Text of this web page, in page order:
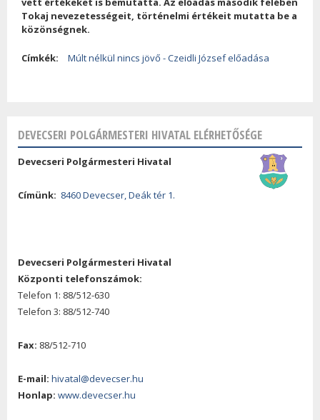
Tokaj nevezetességeit, történelmi értékeit mutatta be a
közönségnek.
Címkék: Múlt nélkül nincs jövő - Czeidli József előadása
DEVECSERI POLGÁRMESTERI HIVATAL ELÉRHETŐSÉGE
Devecseri Polgármesteri Hivatal
Címünk: 8460 Devecser, Deák tér 1.
Devecseri Polgármesteri Hivatal
Központi telefonszámok:
Telefon 1: 88/512-630
Telefon 3: 88/512-740
Fax: 88/512-710
E-mail: hivatal@devecser.hu
Honlap: www.devecser.hu